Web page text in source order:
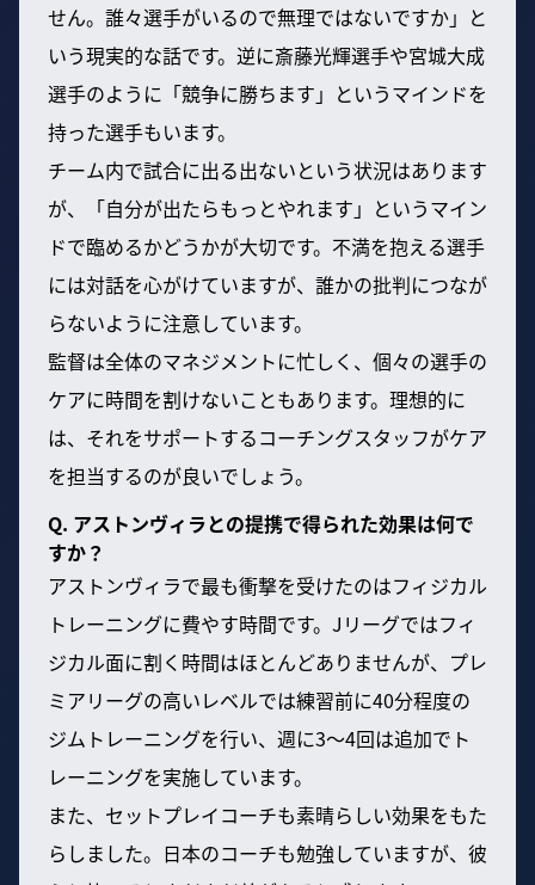
せん。誰々選手がいるので無理ではないですか」と
いう現実的な話です。逆に斎藤光輝選手や宮城大成
選手のように「競争に勝ちます」というマインドを
持った選手もいます。
チーム内で試合に出る出ないという状況はあります
が、「自分が出たらもっとやれます」というマイン
ドで臨めるかどうかが大切です。不満を抱える選手
には対話を心がけていますが、誰かの批判につなが
らないように注意しています。
監督は全体のマネジメントに忙しく、個々の選手の
ケアに時間を割けないこともあります。理想的に
は、それをサポートするコーチングスタッフがケア
を担当するのが良いでしょう。
Q. アストンヴィラとの提携で得られた効果は何で
すか？
アストンヴィラで最も衝撃を受けたのはフィジカル
トレーニングに費やす時間です。Jリーグではフィ
ジカル面に割く時間はほとんどありませんが、プレ
ミアリーグの高いレベルでは練習前に40分程度の
ジムトレーニングを行い、週に3〜4回は追加でト
レーニングを実施しています。
また、セットプレイコーチも素晴らしい効果をもた
らしました。日本のコーチも勉強していますが、彼